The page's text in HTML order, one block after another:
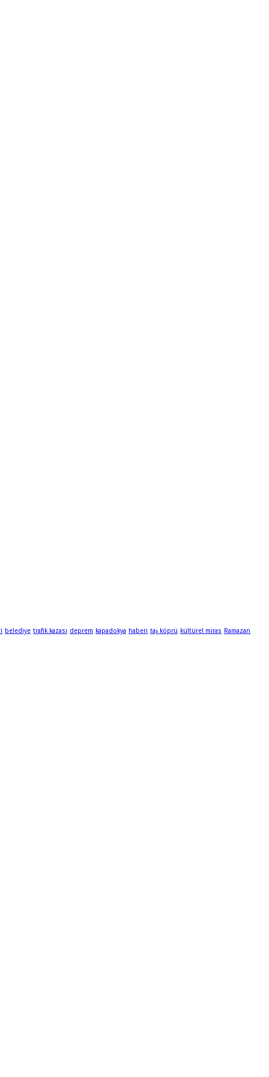
belediye trafik kazası deprem kapadokya haberi taş köprü kültürel miras Ramazan